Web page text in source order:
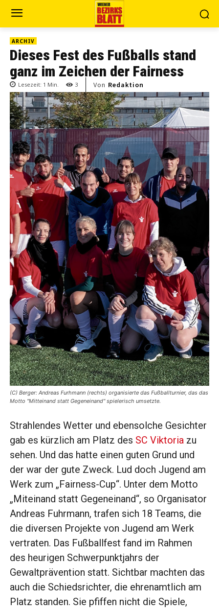
ARCHIV
Dieses Fest des Fußballs stand
ganz im Zeichen der Fairness
Lesezeit: 1 Min. 3 Von Redaktion
(C) Berger: Andreas Furhmann (rechts) organisierte das Fußballturnier, das das
Motto "Mitteinand statt Gegeneinand" spielerisch umsetzte.
Strahlendes Wetter und ebensolche Gesichter
gab es kürzlich am Platz des SC Viktoria zu
sehen. Und das hatte einen guten Grund und
der war der gute Zweck. Lud doch Jugend am
Werk zum „Fairness-Cup“. Unter dem Motto
„Miteinand statt Gegeneinand“, so Organisator
Andreas Fuhrmann, trafen sich 18 Teams, die
die diversen Projekte von Jugend am Werk
vertraten. Das Fußballfest fand im Rahmen
des heurigen Schwerpunktjahrs der
Gewaltprävention statt. Sichtbar machten das
auch die Schiedsrichter, die ehrenamtlich am
Platz standen. Sie pfiffen nicht die Spiele,